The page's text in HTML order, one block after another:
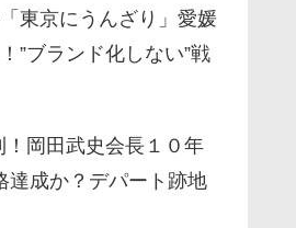
東京にうんざり」愛媛
”ブランド化しない”戦
！岡田武史会長１０年
達成か？デパート跡地